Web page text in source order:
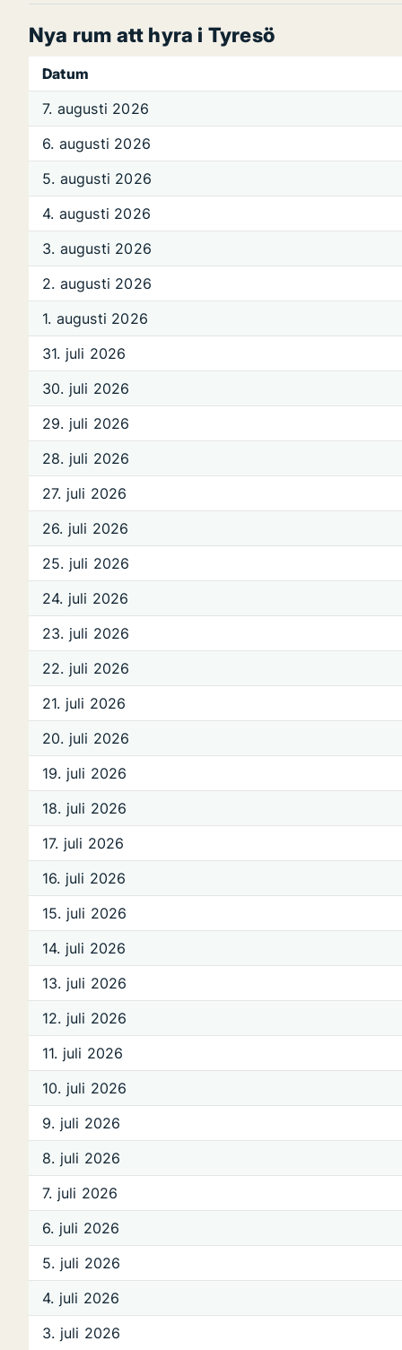
Nya rum att hyra i Tyresö
Datum
7. augusti 2026
6. augusti 2026
5. augusti 2026
4. augusti 2026
3. augusti 2026
2. augusti 2026
1. augusti 2026
31. juli 2026
30. juli 2026
29. juli 2026
28. juli 2026
27. juli 2026
26. juli 2026
25. juli 2026
24. juli 2026
23. juli 2026
22. juli 2026
21. juli 2026
20. juli 2026
19. juli 2026
18. juli 2026
17. juli 2026
16. juli 2026
15. juli 2026
14. juli 2026
13. juli 2026
12. juli 2026
11. juli 2026
10. juli 2026
9. juli 2026
8. juli 2026
7. juli 2026
6. juli 2026
5. juli 2026
4. juli 2026
3. juli 2026